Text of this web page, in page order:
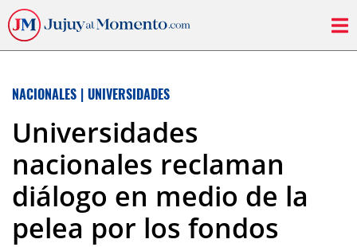
NACIONALES | UNIVERSIDADES
Universidades
nacionales reclaman
diálogo en medio de la
pelea por los fondos